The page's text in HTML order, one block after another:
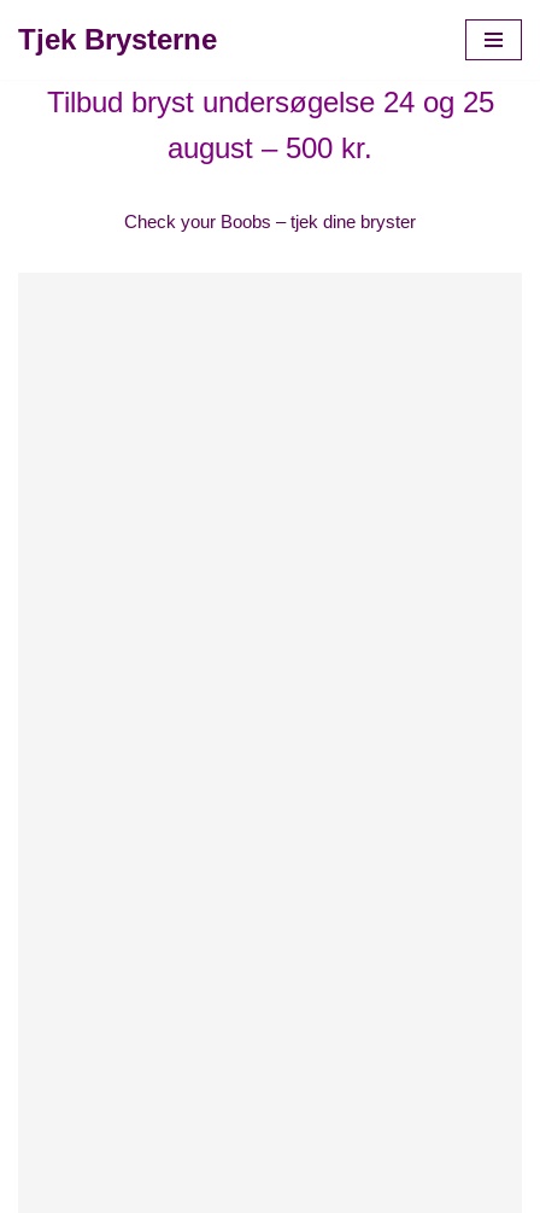
Tjek Brysterne
Tilbud bryst undersøgelse 24 og 25
august – 500 kr.
Check your Boobs – tjek dine bryster